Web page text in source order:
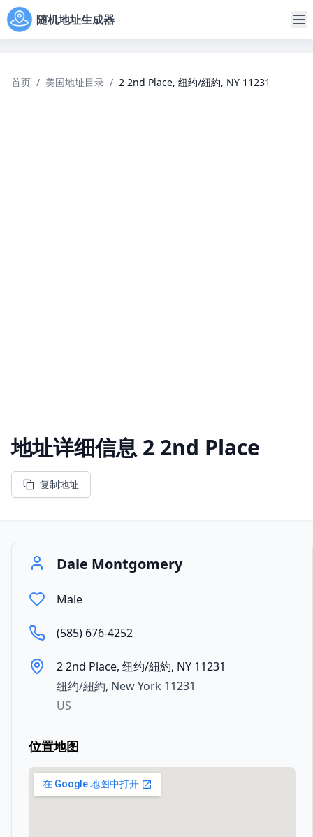
随机地址生成器
首页 / 美国地址目录 / 2 2nd Place, 纽约/紐約, NY 11231
地址详细信息 2 2nd Place
复制地址
Dale Montgomery
Male
(585) 676-4252
2 2nd Place, 纽约/紐約, NY 11231
纽约/紐約, New York 11231
US
位置地图